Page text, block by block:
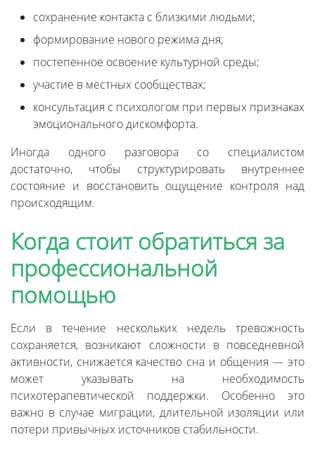
сохранение контакта с близкими людьми;
формирование нового режима дня;
постепенное освоение культурной среды;
участие в местных сообществах;
консультация с психологом при первых признаках
эмоционального дискомфорта.
Иногда одного разговора со специалистом
достаточно, чтобы структурировать внутреннее
состояние и восстановить ощущение контроля над
происходящим.
Когда стоит обратиться за
профессиональной
помощью
Если в течение нескольких недель тревожность
сохраняется, возникают сложности в повседневной
активности, снижается качество сна и общения — это
может указывать на необходимость
психотерапевтической поддержки. Особенно это
важно в случае миграции, длительной изоляции или
потери привычных источников стабильности.